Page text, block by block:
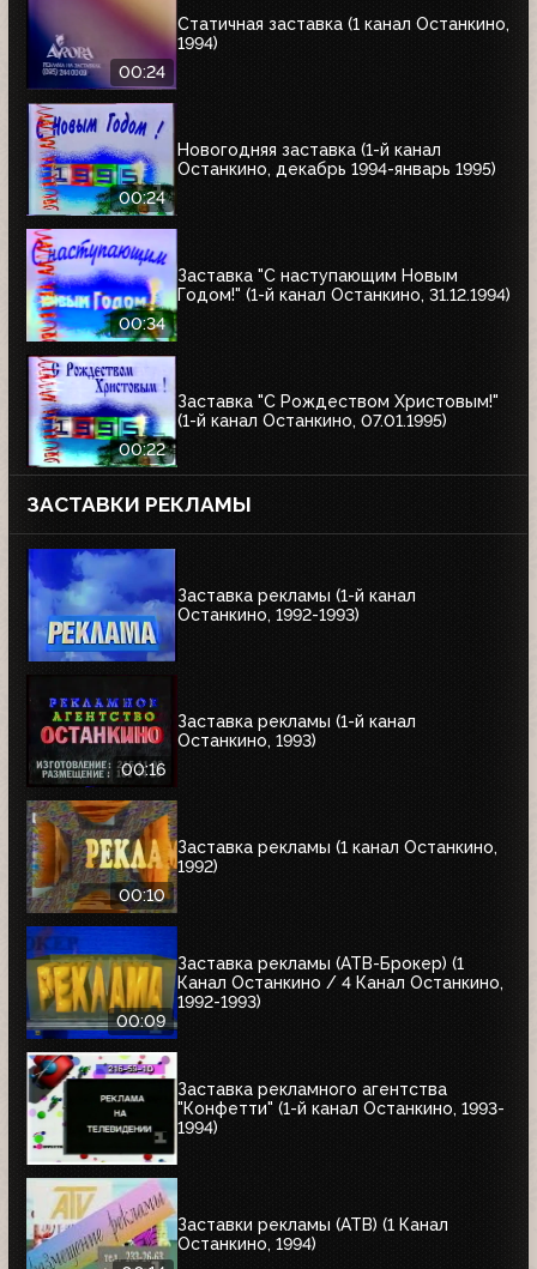
00:24
Статичная заставка (1 канал Останкино,
1994)
00:24
Новогодняя заставка (1-й канал
Останкино, декабрь 1994-январь 1995)
00:34
Заставка "С наступающим Новым
Годом!" (1-й канал Останкино, 31.12.1994)
00:22
Заставка "С Рождеством Христовым!"
(1-й канал Останкино, 07.01.1995)
ЗАСТАВКИ РЕКЛАМЫ
Заставка рекламы (1-й канал
Останкино, 1992-1993)
00:16
Заставка рекламы (1-й канал
Останкино, 1993)
00:10
Заставка рекламы (1 канал Останкино,
1992)
00:09
Заставка рекламы (АТВ-Брокер) (1
Канал Останкино / 4 Канал Останкино,
1992-1993)
Заставка рекламного агентства
"Конфетти" (1-й канал Останкино, 1993-
1994)
Заставки рекламы (АТВ) (1 Канал
Останкино, 1994)